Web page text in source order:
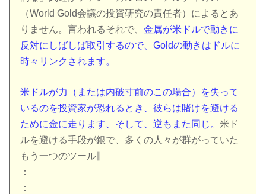
（World Gold会議の投資研究の責任者）によるとあ
りません。言われるそれで、金属が米ドルで動きに
反対にしばしば取引するので、Goldの動きはドルに
時々リンクされます。
米ドルが力（または内破寸前のこの場合）を失って
いるのを投資家が恐れるとき、彼らは賭けを避ける
ために金に走ります、そして、逆もまた同じ。米ド
ルを避ける手段が銀で、多くの人々が群がっていた
もう一つのツール∥
：
：